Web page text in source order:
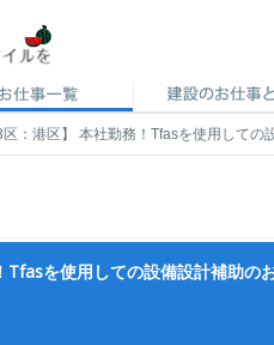
区：港区】 本社勤務！Tfasを使用して
Tfasを使用しての設備設計補助の